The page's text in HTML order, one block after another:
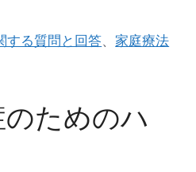
する質問と回答、 家庭療法
ためのハ